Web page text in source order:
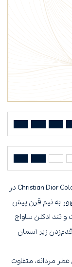
ادکلن دیور ساواج رایحه‌ معرفی‌شده توسط Christian Dior Cologne در
به نیم قرن پیش
رایحه خنک و تند ادکلن ساواج
زیر آسمان
مردانه، متفاوت